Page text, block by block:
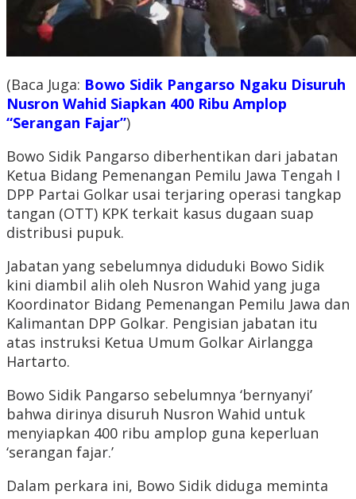
(Baca Juga: Bowo Sidik Pangarso Ngaku Disuruh
Nusron Wahid Siapkan 400 Ribu Amplop
“Serangan Fajar”)
Bowo Sidik Pangarso diberhentikan dari jabatan
Ketua Bidang Pemenangan Pemilu Jawa Tengah I
DPP Partai Golkar usai terjaring operasi tangkap
tangan (OTT) KPK terkait kasus dugaan suap
distribusi pupuk.
Jabatan yang sebelumnya diduduki Bowo Sidik
kini diambil alih oleh Nusron Wahid yang juga
Koordinator Bidang Pemenangan Pemilu Jawa dan
Kalimantan DPP Golkar. Pengisian jabatan itu
atas instruksi Ketua Umum Golkar Airlangga
Hartarto.
Bowo Sidik Pangarso sebelumnya ‘bernyanyi’
bahwa dirinya disuruh Nusron Wahid untuk
menyiapkan 400 ribu amplop guna keperluan
‘serangan fajar.’
Dalam perkara ini, Bowo Sidik diduga meminta